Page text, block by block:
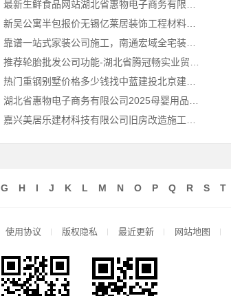
G H I J K L M N O P Q R S T
使用协议 版权隐私 最近更新 网站地图